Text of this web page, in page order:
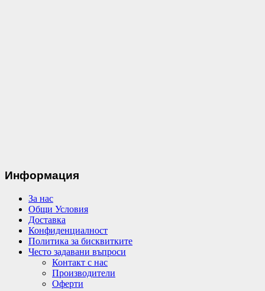
Информация
За нас
Общи Условия
Доставка
Конфиденциалност
Политика за бисквитките
Често задавани въпроси
Контакт с нас
Производители
Оферти